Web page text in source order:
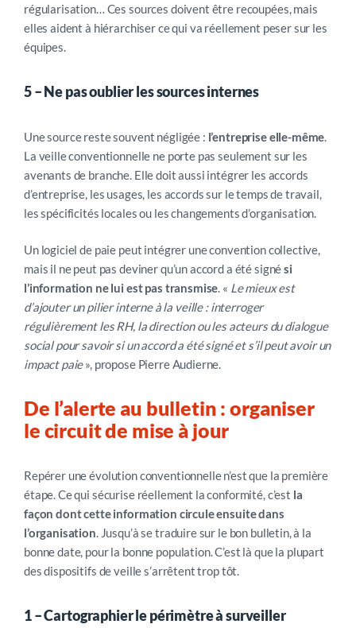
régularisation… Ces sources doivent être recoupées, mais
elles aident à hiérarchiser ce qui va réellement peser sur les
équipes.
5 –Ne pas oublier les sources internes
Une source reste souvent négligée : l’entreprise elle-même
La veille conventionnelle ne porte pas seulement sur les
avenants de branche. Elle doit aussi intégrer les accords
d’entreprise, les usages, les accords sur le temps de travail,
les spécificités localesou les changements d’organisation
Un logiciel de paie peut intégrer une convention collective,
mais il ne peut pas deviner qu’un accord a été signési
l’information ne lui est pas transmise. « Le mieux est
d’ajouterun pilier interne à la veille : interroger
régulièrement les RH, la direction ou les acteurs du dialogue
social pour savoir si un accord a été signé et s’il peut avoir un
impact paie», propose Pierre Audierne.
De l’alerte au bulletin : organiser
le circuit de mise à jour
Repérer une évolution conventionnelle n’est que la première
étape. Ce qui sécurise réellement la conformité, c’est la
façon dont cette information circule ensuitedans
l’organisation. Jusqu’à se traduire sur le bon bulletin, à la
bonne date, pour la bonne population. C’est là que la plupart
des dispositifs de veille s’arrêtent trop tôt.
1 –Cartographier le périmètre à surveiller